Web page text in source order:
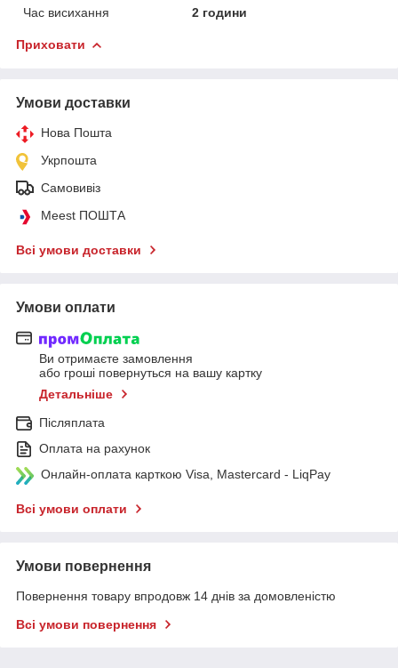
Час висихання
2 години
Приховати
Умови доставки
Нова Пошта
Укрпошта
Самовивіз
Meest ПОШТА
Всі умови доставки
Умови оплати
Ви отримаєте замовлення
або гроші повернуться на вашу картку
Детальніше
Післяплата
Оплата на рахунок
Онлайн-оплата карткою Visa, Mastercard - LiqPay
Всі умови оплати
Умови повернення
Повернення товару впродовж 14 днів за домовленістю
Всі умови повернення